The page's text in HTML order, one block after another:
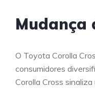
Mudança
O Toyota Corolla
consumidores
Corolla Cross